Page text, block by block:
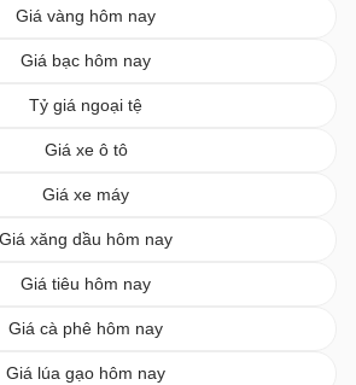
Giá vàng hôm nay
Giá bạc hôm nay
Tỷ giá ngoại tệ
Giá xe ô tô
Giá xe máy
Giá xăng dầu hôm nay
Giá tiêu hôm nay
Giá cà phê hôm nay
Giá lúa gạo hôm nay